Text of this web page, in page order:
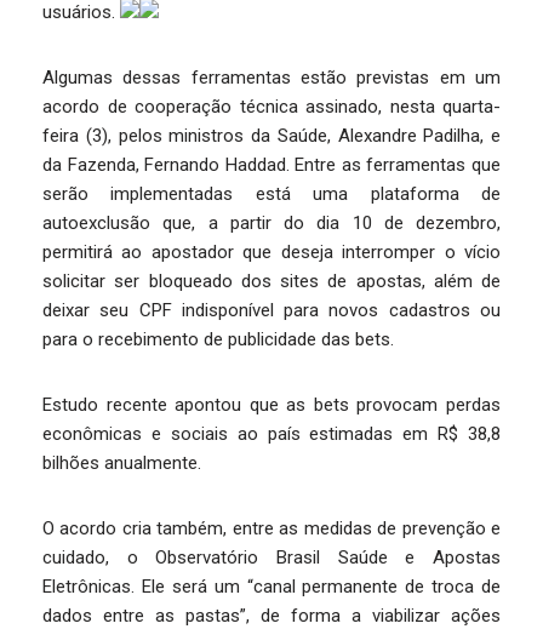
usuários.
Algumas dessas ferramentas estão previstas em um
acordo de cooperação técnica assinado, nesta quarta-
feira (3), pelos ministros da Saúde, Alexandre Padilha, e
da Fazenda, Fernando Haddad. Entre as ferramentas que
serão implementadas está uma plataforma de
autoexclusão que, a partir do dia 10 de dezembro,
permitirá ao apostador que deseja interromper o vício
solicitar ser bloqueado dos sites de apostas, além de
deixar seu CPF indisponível para novos cadastros ou
para o recebimento de publicidade das bets.
Estudo recente apontou que as bets provocam perdas
econômicas e sociais ao país estimadas em R$ 38,8
bilhões anualmente.
O acordo cria também, entre as medidas de prevenção e
cuidado, o Observatório Brasil Saúde e Apostas
Eletrônicas. Ele será um “canal permanente de troca de
dados entre as pastas”, de forma a viabilizar ações